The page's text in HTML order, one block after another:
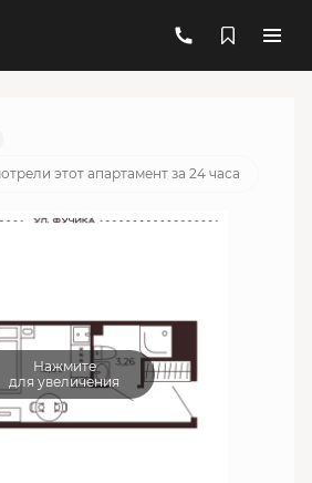
5 958 493 руб.
этот апартамент за 24 часа
Нажмите
для увеличения